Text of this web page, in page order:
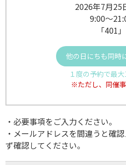
2026年7月25
9:00～
「401」
他の日にちも同時
１度の予約で最
※ただし、同催
・必要事項をご入力ください。
・メールアドレスを間違うと確
ず確認してください。